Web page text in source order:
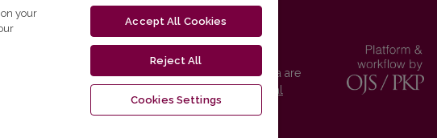
Vilnius University Press platform and metadata are
distributed by
Creative Commons International
your
Accept All Cookies
Reject All
Cookies Settings